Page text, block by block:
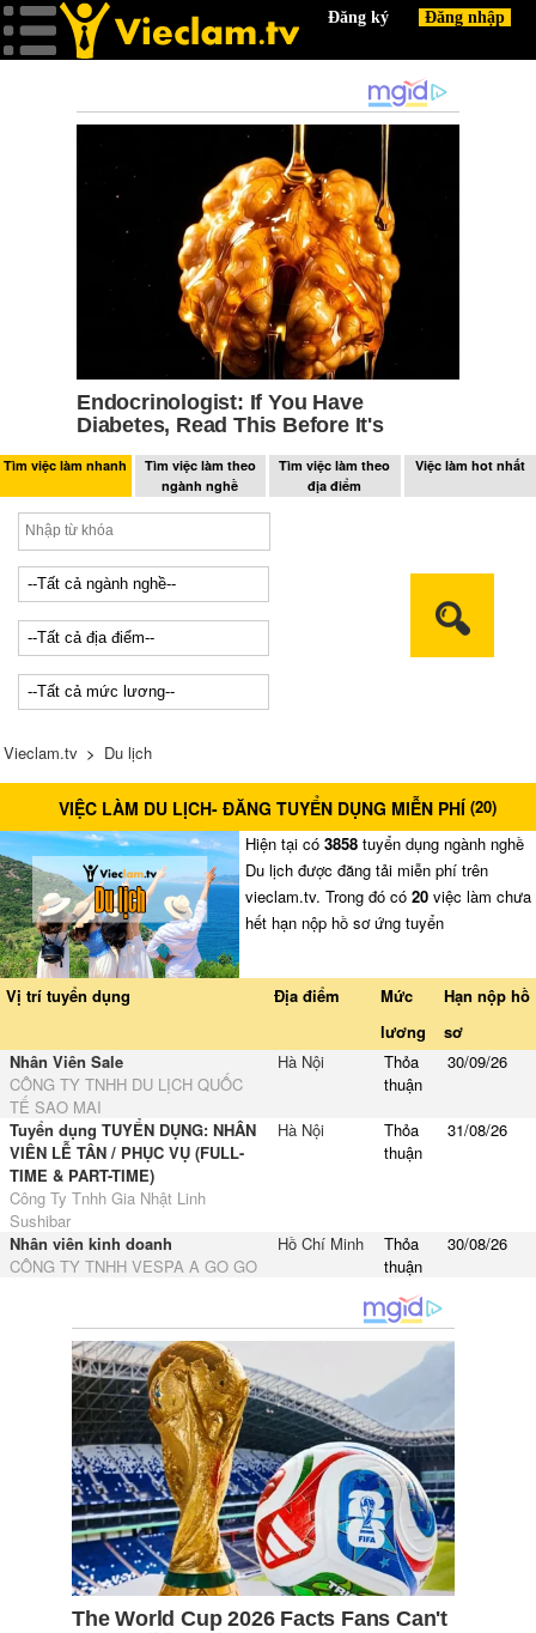
Tìm việc làm nhanh
Tìm việc làm theo
ngành nghề
Tìm việc làm theo
địa điểm
Việc làm hot nhất
Vieclam.tv > Du lịch
VIỆC LÀM DU LỊCH- ĐĂNG TUYỂN DỤNG MIỄN PHÍ(20)
Hiện tại có 3858 tuyển dụng ngành nghề
Du lịch được đăng tải miễn phí trên
vieclam.tv. Trong đó có 20 việc làm chưa
hết hạn nộp hồ sơ ứng tuyển
Vị trí tuyển dụng Địa điểm
Mức
lương
Hạn nộp hồ
sơ
Nhân Viên Sale
CÔNG TY TNHH DU LỊCH QUỐC
TẾ SAO MAI
Hà Nội
Thỏa
thuận
30/09/26
Tuyển dụng TUYỂN DỤNG: NHÂN
VIÊN LỄ TÂN / PHỤC VỤ (FULL-
TIME & PART-TIME)
Công Ty Tnhh Gia Nhật Linh
Sushibar
Hà Nội
Thỏa
thuận
31/08/26
Nhân viên kinh doanh
CÔNG TY TNHH VESPA A GO GO
Hồ Chí Minh
Thỏa
thuận
30/08/26